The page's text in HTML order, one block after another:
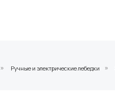
» Ручные и электрические лебедки »